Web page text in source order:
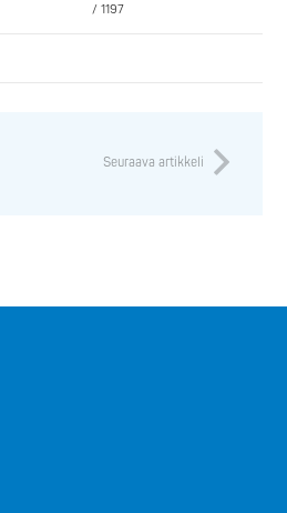
/ 1197
Seuraava artikkeli